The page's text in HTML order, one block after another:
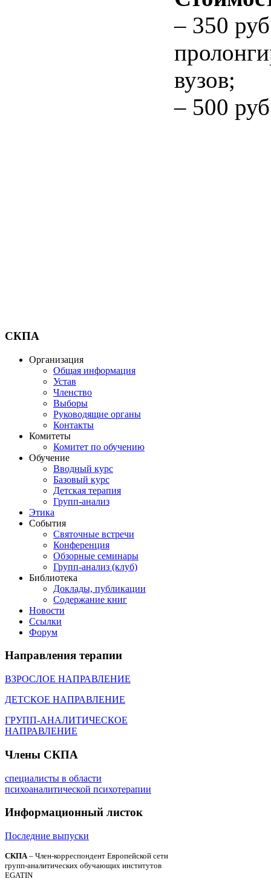
– 350
вузов;
– 500
СКПА
Организация
Общая информация
Устав
Членство
Выборы
Руководящие органы
Контакты
Комитеты
Комитет по обучению
Обучение
Вводный курс
Базовый курс
Детская терапия
Групп-анализ
Этика
События
Святочные встречи
Конференция
Обзорные семинары
Групп-анализ (клуб)
Библиотека
Доклады, публикации
Содержание книг
Новости
Cсылки
Форум
Направления терапии
ВЗРОСЛОЕ НАПРАВЛЕНИЕ
ДЕТСКОЕ НАПРАВЛЕНИЕ
ГРУПП-АНАЛИТИЧЕСКОЕ
НАПРАВЛЕНИЕ
Члены СКПА
специалисты в области
психоаналитической психотерапии
Информационный листок
Последние выпуски
СКПА – Член-корреспондент Европейской сети
групп-аналитических обучающих институтов
EGATIN